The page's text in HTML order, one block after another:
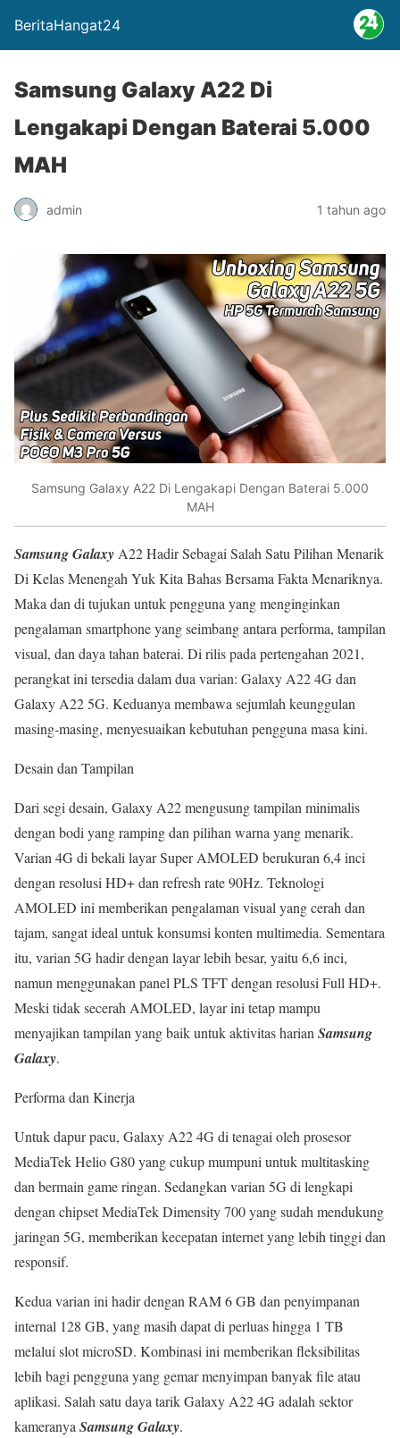
BeritaHangat24
Samsung Galaxy A22 Di
Lengakapi Dengan Baterai 5.000
MAH
admin 1 tahun ago
Samsung Galaxy A22 Di Lengakapi Dengan Baterai 5.000
MAH
Samsung Galaxy A22 Hadir Sebagai Salah Satu Pilihan Menarik
Di Kelas Menengah Yuk Kita Bahas Bersama Fakta Menariknya.
Maka dan di tujukan untuk pengguna yang menginginkan
pengalaman smartphone yang seimbang antara performa, tampilan
visual, dan daya tahan baterai. Di rilis pada pertengahan 2021,
perangkat ini tersedia dalam dua varian: Galaxy A22 4G dan
Galaxy A22 5G. Keduanya membawa sejumlah keunggulan
masing-masing, menyesuaikan kebutuhan pengguna masa kini.
Desain dan Tampilan
Dari segi desain, Galaxy A22 mengusung tampilan minimalis
dengan bodi yang ramping dan pilihan warna yang menarik.
Varian 4G di bekali layar Super AMOLED berukuran 6,4 inci
dengan resolusi HD+ dan refresh rate 90Hz. Teknologi
AMOLED ini memberikan pengalaman visual yang cerah dan
tajam, sangat ideal untuk konsumsi konten multimedia. Sementara
itu, varian 5G hadir dengan layar lebih besar, yaitu 6,6 inci,
namun menggunakan panel PLS TFT dengan resolusi Full HD+.
Meski tidak secerah AMOLED, layar ini tetap mampu
menyajikan tampilan yang baik untuk aktivitas harian Samsung
Galaxy.
Performa dan Kinerja
Untuk dapur pacu, Galaxy A22 4G di tenagai oleh prosesor
MediaTek Helio G80 yang cukup mumpuni untuk multitasking
dan bermain game ringan. Sedangkan varian 5G di lengkapi
dengan chipset MediaTek Dimensity 700 yang sudah mendukung
jaringan 5G, memberikan kecepatan internet yang lebih tinggi dan
responsif.
Kedua varian ini hadir dengan RAM 6 GB dan penyimpanan
internal 128 GB, yang masih dapat di perluas hingga 1 TB
melalui slot microSD. Kombinasi ini memberikan fleksibilitas
lebih bagi pengguna yang gemar menyimpan banyak file atau
aplikasi. Salah satu daya tarik Galaxy A22 4G adalah sektor
kameranya Samsung Galaxy.